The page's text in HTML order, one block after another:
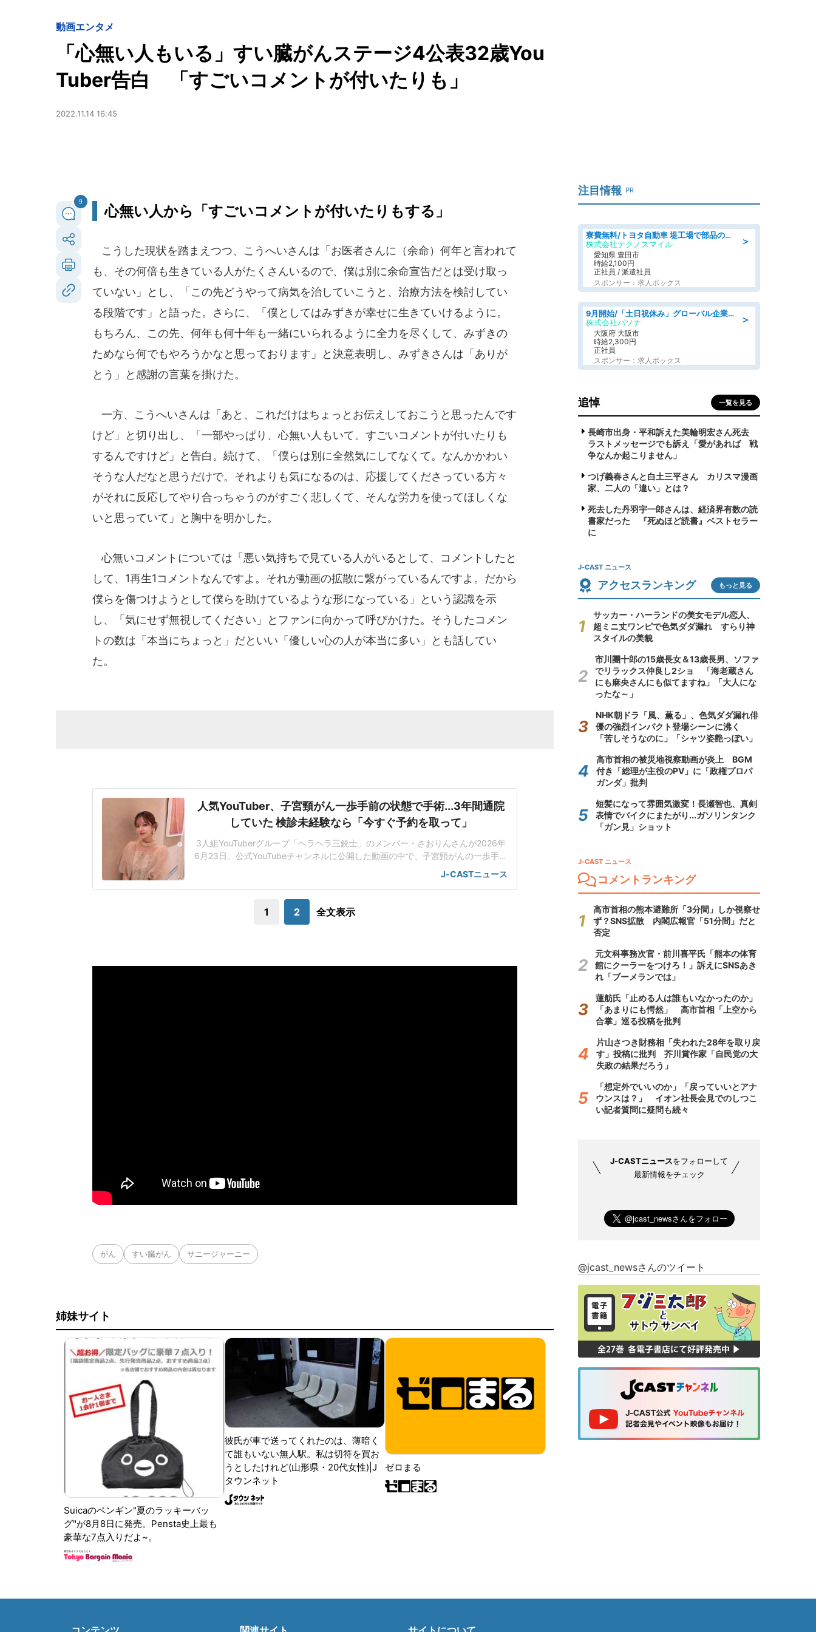
動画エンタメ
「心無い人もいる」すい臓がんステージ4公表32歳You
Tuber告白 「すごいコメントが付いたりも」
2022.11.14 16:45
9
心無い人から「すごいコメントが付いたりもする」
こうした現状を踏まえつつ、こうへいさんは「お医者さんに（余命）何年と言われて
も、その何倍も生きている人がたくさんいるので、僕は別に余命宣告だとは受け取っ
ていない」とし、「この先どうやって病気を治していこうと、治療方法を検討してい
る段階です」と語った。さらに、「僕としてはみずきが幸せに生きていけるように。
もちろん、この先、何年も何十年も一緒にいられるように全力を尽くして、みずきの
ためなら何でもやろうかなと思っております」と決意表明し、みずきさんは「ありが
とう」と感謝の言葉を掛けた。
一方、こうへいさんは「あと、これだけはちょっとお伝えしておこうと思ったんです
けど」と切り出し、「一部やっぱり、心無い人もいて。すごいコメントが付いたりも
するんですけど」と告白。続けて、「僕らは別に全然気にしてなくて。なんかかわい
そうな人だなと思うだけで。それよりも気になるのは、応援してくださっている方々
がそれに反応してやり合っちゃうのがすごく悲しくて、そんな労力を使ってほしくな
いと思っていて」と胸中を明かした。
心無いコメントについては「悪い気持ちで見ている人がいるとして、コメントしたと
して、1再生1コメントなんですよ。それが動画の拡散に繋がっているんですよ。だから
僕らを傷つけようとして僕らを助けているような形になっている」という認識を示
し、「気にせず無視してください」とファンに向かって呼びかけた。そうしたコメン
トの数は「本当にちょっと」だといい「優しい心の人が本当に多い」とも話してい
た。
人気YouTuber、子宮頸がん一歩手前の状態で手術...3年間通院
していた 検診未経験なら「今すぐ予約を取って」
3人組YouTuberグループ「ヘラヘラ三銃士」のメンバー・さおりんさんが2026年
6月23日、公式YouTubeチャンネルに公開した動画の中で、子宮頸がんの一歩手前
の状態になり、手術を受けていたと告白した。経過観察数か月、不正出血で「こ
れはおかしいぞ」「ずっと話せなかった子宮頸がんと妊活の話。」と題した動画
子宮頸がん一歩手
J-CASTニュース
1 2 全文表示
がん すい臓がん サニージャーニー
姉妹サイト
Suicaのペンギン"夏のラッキーバッ
グ"が8月8日に発売。Pensta史上最も
豪華な7点入りだよ~。
彼氏が車で送ってくれたのは、薄暗く
て誰もいない無人駅。私は切符を買お
うとしたけれど(山形県・20代女性)|J
タウンネット
ゼロまる
注目情報 PR
＞
寮費無料/トヨタ自動車 堤工場で部品の組立製造/tutumi
株式会社テクノスマイル
愛知県 豊田市
時給2,100円
正社員 / 派遣社員
スポンサー：求人ボックス
＞
9月開始/「土日祝休み」グローバル企業での産業保健のお仕事/保健師/高時給/残業なし/服装自由
株式会社パソナ
大阪府 大阪市
時給2,300円
正社員
スポンサー：求人ボックス
追悼 一覧を見る
長崎市出身・平和訴えた美輪明宏さん死去
ラストメッセージでも訴え「愛があれば 戦
争なんか起こりません」
つげ義春さんと白土三平さん カリスマ漫画
家、二人の「違い」とは？
死去した丹羽宇一郎さんは、経済界有数の読
書家だった 『死ぬほど読書』ベストセラー
に
J-CAST ニュース
アクセスランキング もっと見る
サッカー・ハーランドの美女モデル恋人、
超ミニ丈ワンピで色気ダダ漏れ すらり神
スタイルの美貌
市川團十郎の15歳長女＆13歳長男、ソファ
でリラックス仲良し2ショ 「海老蔵さん
にも麻央さんにも似てますね」「大人にな
ったな～」
NHK朝ドラ「風、薫る」、色気ダダ漏れ俳
優の強烈インパクト登場シーンに沸く
「苦しそうなのに」「シャツ姿艶っぽい」
高市首相の被災地視察動画が炎上 BGM
付き「総理が主役のPV」に「政権プロパ
ガンダ」批判
短髪になって雰囲気激変！長瀬智也、真剣
表情でバイクにまたがり...ガソリンタンク
「ガン見」ショット
J-CAST ニュース
コメントランキング
高市首相の熊本避難所「3分間」しか視察せ
ず？SNS拡散 内閣広報官「51分間」だと
否定
元文科事務次官・前川喜平氏「熊本の体育
館にクーラーをつけろ！」訴えにSNSあき
れ「ブーメランでは」
蓮舫氏「止める人は誰もいなかったのか」
「あまりにも愕然」 高市首相「上空から
合掌」巡る投稿を批判
片山さつき財務相「失われた28年を取り戻
す」投稿に批判 芥川賞作家「自民党の大
失政の結果だろう」
「想定外でいいのか」「戻っていいとアナ
ウンスは？」 イオン社長会見でのしつこ
い記者質問に疑問も続々
J-CASTニュースをフォローして
最新情報をチェック
@jcast_newsさんのツイート